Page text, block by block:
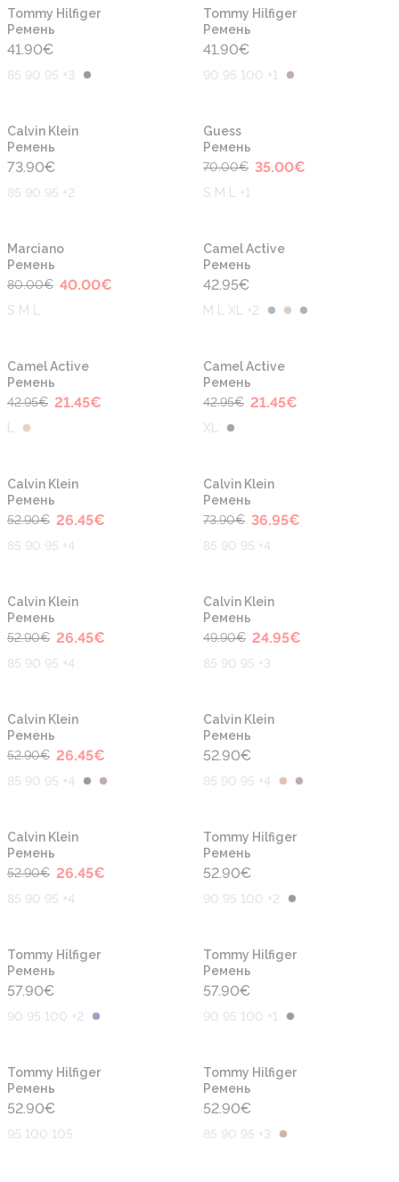
Tommy Hilfiger
Ремень
41.90€
85 90 95 +3
Tommy Hilfiger
Ремень
41.90€
90 95 100 +1
Calvin Klein
Ремень
73.90€
85 90 95 +2
Guess
Ремень
70.00€ 35.00€
S M L +1
-50%
Marciano
Ремень
80.00€ 40.00€
S M L
Camel Active
Ремень
42.95€
M L XL +2
-50%
Camel Active
Ремень
42.95€ 21.45€
-50%
Camel Active
Ремень
42.95€ 21.45€
XL
-50%
Calvin Klein
Ремень
52.90€ 26.45€
85 90 95 +4
-50%
Calvin Klein
Ремень
73.90€ 36.95€
85 90 95 +4
-50%
Calvin Klein
Ремень
52.90€ 26.45€
85 90 95 +4
-50%
Calvin Klein
Ремень
49.90€ 24.95€
85 90 95 +3
-50%
Calvin Klein
Ремень
52.90€ 26.45€
85 90 95 +4
Calvin Klein
Ремень
52.90€
85 90 95 +4
-50%
Calvin Klein
Ремень
52.90€ 26.45€
85 90 95 +4
Tommy Hilfiger
Ремень
52.90€
90 95 100 +2
Tommy Hilfiger
Ремень
57.90€
90 95 100 +2
Tommy Hilfiger
Ремень
57.90€
90 95 100 +1
Tommy Hilfiger
Ремень
52.90€
95 100 105
Tommy Hilfiger
Ремень
52.90€
85 90 95 +3